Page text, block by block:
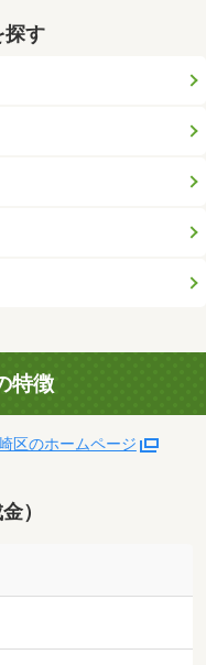
探す
特徴
区のホームページ
）